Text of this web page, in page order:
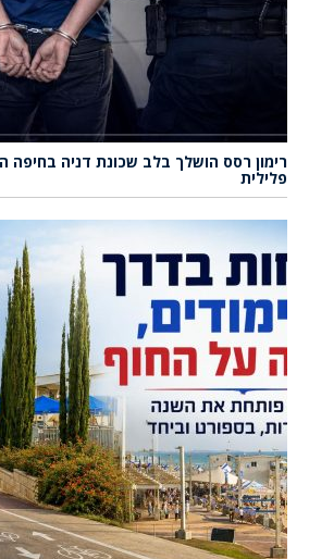
רימון רסס הושלך בלב שכונת דניה
פלילית